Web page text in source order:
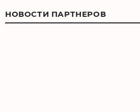
НОВОСТИ ПАРТНЕРОВ